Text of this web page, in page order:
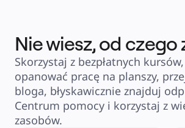
Nie wiesz, od czego
Skorzystaj z bezpłatnych
opanować pracę na planszy,
bloga, błyskawicznie znajduj
Centrum pomocy i korzystaj z
zasobów.